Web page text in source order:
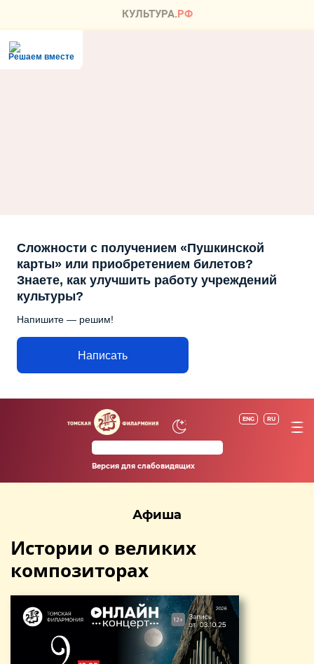
Решаем вместе
Сложности с получением «Пушкинской
карты» или приобретением билетов?
Знаете, как улучшить работу учреждений
культуры?
Напишите — решим!
Написать
ENG RU
Версия для слабовидящих
Афиша
Истории о великих
композиторах